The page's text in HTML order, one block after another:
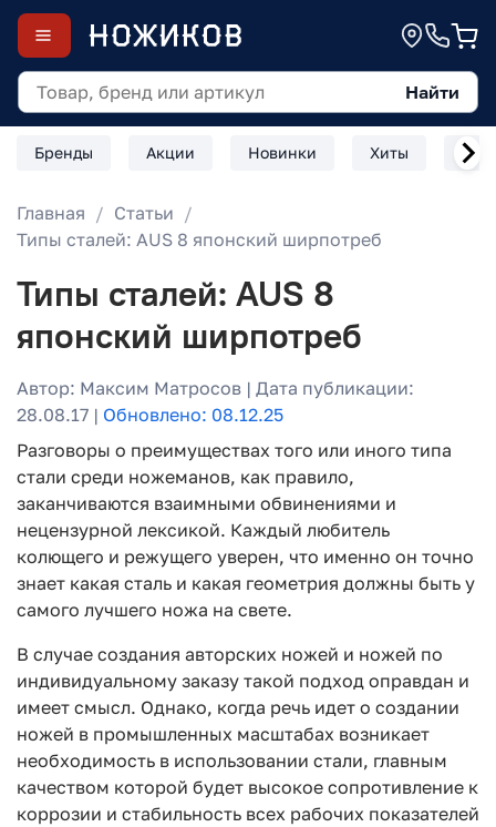
Найти
Бренды Акции Новинки Хиты
Главная
Статьи
Типы сталей: AUS 8 японский ширпотреб
Типы сталей: AUS 8
японский ширпотреб
Автор: Максим Матросов | Дата публикации:
28.08.17 | Обновлено: 08.12.25
Разговоры о преимуществах того или иного типа
стали среди ножеманов, как правило,
заканчиваются взаимными обвинениями и
нецензурной лексикой. Каждый любитель
колющего и режущего уверен, что именно он точно
знает какая сталь и какая геометрия должны быть у
самого лучшего ножа на свете.
В случае создания авторских ножей и ножей по
индивидуальному заказу такой подход оправдан и
имеет смысл. Однако, когда речь идет о создании
ножей в промышленных масштабах возникает
необходимость в использовании стали, главным
качеством которой будет высокое сопротивление к
коррозии и стабильность всех рабочих показателей